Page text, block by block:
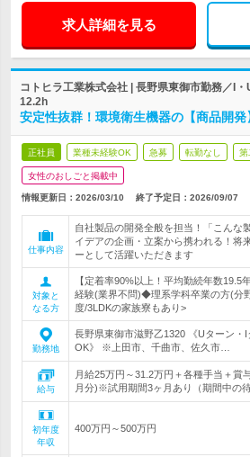
求人詳細を見る
コトヒラ工業株式会社 | 長野県東御市勤務／I
12.2h
安定性抜群！環境衛生機器の【商品開
正社員 業種未経験OK 急募 転勤なし 第
女性のおしごと掲載中
情報更新日：2026/03/10 終了予定日： 2026/09/07
仕事内容
自社製品の開発全般を担当！「こんな
イデアの企画・立案から携われる！将
ーとして活躍いただきます
対象と
なる方
【定着率90%以上！平均勤続年数
経験(業界不問)◆理系学科卒業の方(分
度/3LDKの家族寮もあり>
勤務地
長野県東御市滋野乙1320 《Uターン・
OK》 ※上田市、千曲市、佐久市…
給与
月給25万円～31.2万円＋各種手当＋賞
月分)※試用期間3ヶ月あり（期間中の
初年度
年収
400万円～500万円